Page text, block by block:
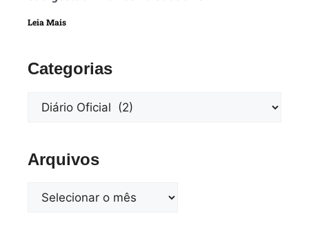
Leia Mais
Categorias
Arquivos